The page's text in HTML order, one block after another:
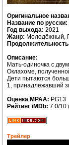
Оригинальное
Название по русски:
Год выхода: 2021
Жанр: Молодёжный,
Описание:
Мать-одиночка с
Оклахоме,
Дети пытаются
1, принадлежавший
Оценка MPAA: PG13
Рейтинг iMDb: 7.0/10
Трейлер